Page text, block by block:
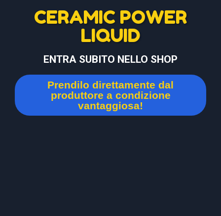
CERAMIC POWER
LIQUID
ENTRA SUBITO NELLO SHOP
Prendilo direttamente dal
produttore a condizione
vantaggiosa!